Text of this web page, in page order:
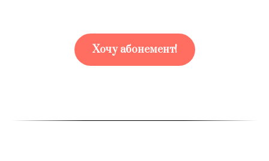
Хочу абонемент!